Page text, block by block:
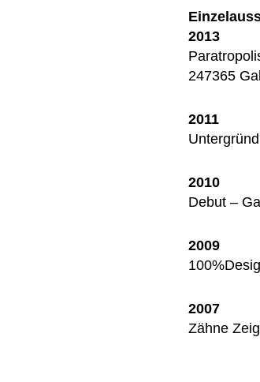
2013
247365
2011
2010
Debut –
2009
2007
Zähne